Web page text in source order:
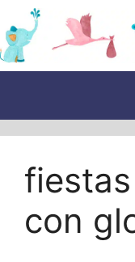
Saltar
al
contenido
con